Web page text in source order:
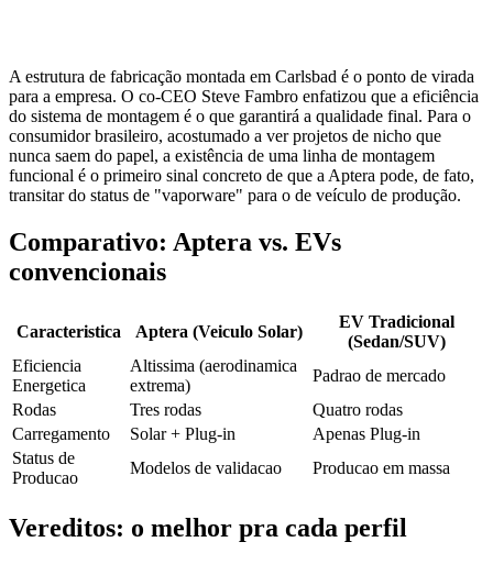
A estrutura de fabricação montada em Carlsbad é o ponto de virada
para a empresa. O co-CEO Steve Fambro enfatizou que a eficiência
do sistema de montagem é o que garantirá a qualidade final. Para o
consumidor brasileiro, acostumado a ver projetos de nicho que
nunca saem do papel, a existência de uma linha de montagem
funcional é o primeiro sinal concreto de que a Aptera pode, de fato,
transitar do status de "vaporware" para o de veículo de produção.
Comparativo: Aptera vs. EVs
convencionais
Caracteristica Aptera (Veiculo Solar)
EV Tradicional
(Sedan/SUV)
Eficiencia
Energetica
Altissima (aerodinamica
extrema)
Padrao de mercado
Rodas
Tres rodas
Quatro rodas
Carregamento
Solar + Plug-in
Apenas Plug-in
Status de
Producao
Modelos de validacao Producao em massa
Vereditos: o melhor pra cada perfil